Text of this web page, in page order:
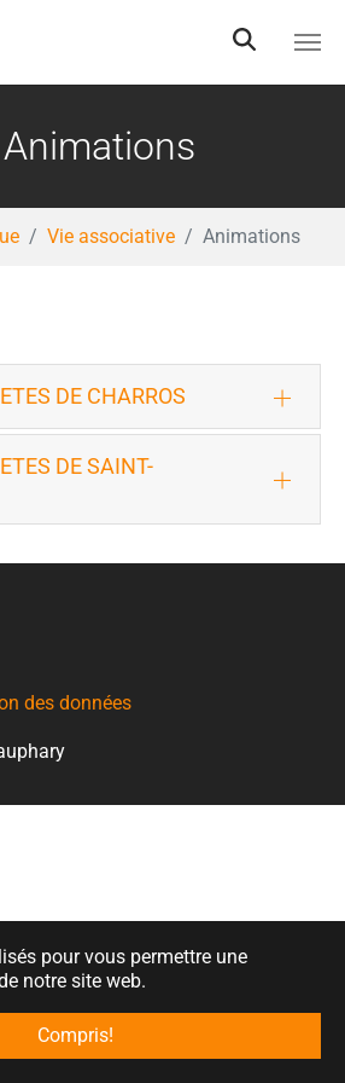
pour vous permettre une
notre site web.
Compris!
Animations
Vie associative Animations
DE CHARROS
DE SAINT-
des données